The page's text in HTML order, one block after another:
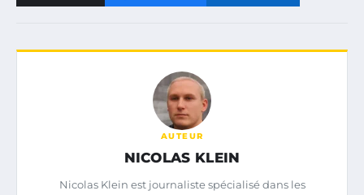
AUTEUR
NICOLAS KLEIN
Nicolas Klein est journaliste spécialisé dans les